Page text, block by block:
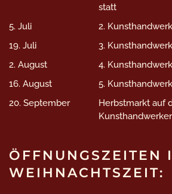
statt
5. Juli
2.
19. Juli
3.
2. August
4.
16. August
5.
20. September
Herbstmarkt auf
ÖFFNUNGSZEITEN
WEIHNACHTSZEIT: